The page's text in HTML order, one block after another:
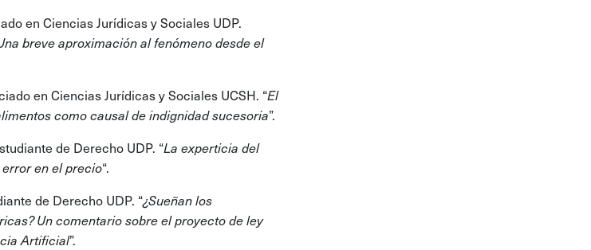
en Ciencias Jurídicas y Sociales UDP.
breve aproximación al fenómeno desde el
en Ciencias Jurídicas y Sociales UCSH. “El
como causal de indignidad sucesoria”.
de Derecho UDP. “La experticia del
en el precio“.
de Derecho UDP. “¿Sueñan los
Un comentario sobre el proyecto de ley
Artificial”.